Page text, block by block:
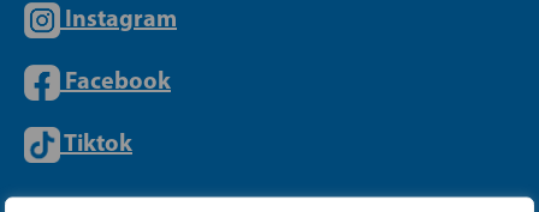
Instagram
Facebook
Tiktok